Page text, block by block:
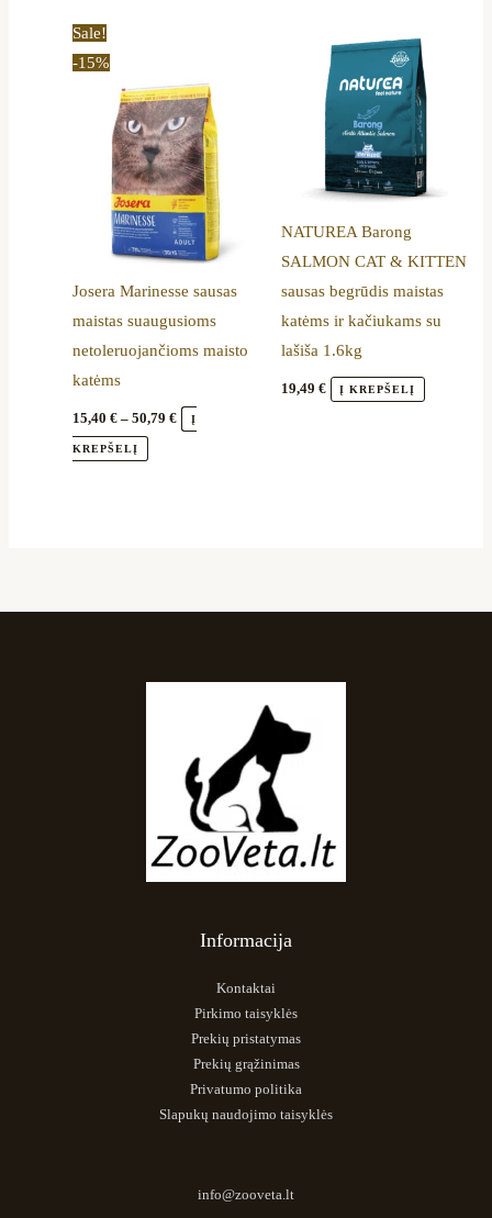
Sale!
-15%
Josera Marinesse sausas
maistas suaugusioms
netoleruojančioms maisto
katėms
15,40€ – 50,79€
through
50,79 €
Į
KREPŠELĮ
has
multiple
variants.
The
options
may
chosen
on
the
page
NATUREA Barong
SALMON CAT & KITTEN
sausas begrūdis maistas
katėms ir kačiukams su
lašiša 1.6kg
19,49 € Į KREPŠELĮ
Informacija
Kontaktai
Pirkimo taisyklės
Prekių pristatymas
Prekių grąžinimas
Privatumo politika
Slapukų naudojimo taisyklės
info@zooveta.lt